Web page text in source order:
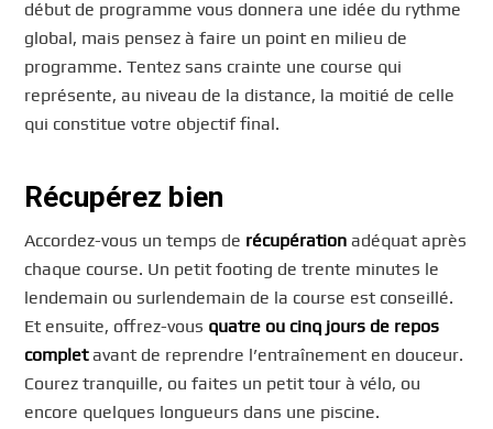
début de programme vous donnera une idée du rythme
global, mais pensez à faire un point en milieu de
programme. Tentez sans crainte une course qui
représente, au niveau de la distance, la moitié de celle
qui constitue votre objectif final.
Récupérez bien
Accordez-vous un temps de récupération adéquat après
chaque course. Un petit footing de trente minutes le
lendemain ou surlendemain de la course est conseillé.
Et ensuite, offrez-vous quatre ou cinq jours de repos
completavant de reprendre l’entraînement en douceur.
Courez tranquille, ou faites un petit tour à vélo, ou
encore quelques longueurs dans une piscine.